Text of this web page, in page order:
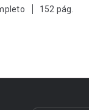
152 pág.